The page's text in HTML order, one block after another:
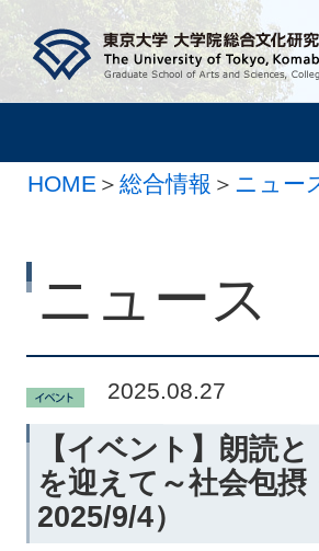
HOME ＞ 総合情報 ＞ ニュー
ニュース
2025.08.27
【イベント】朗読
を迎えて～社会包
2025/9/4）